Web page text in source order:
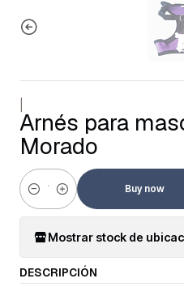
Arnés para
Morado
Cantidad
Buy now
Mostrar stock de
DESCRIPCIÓN